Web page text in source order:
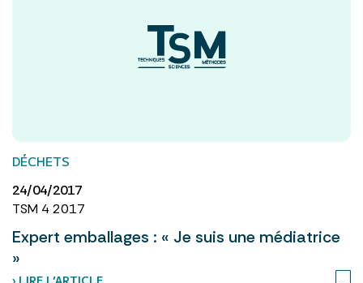
DÉCHETS
24/04/2017
TSM 4 2017
Expert emballages : « Je suis une médiatrice
»
› LIRE L’ARTICLE